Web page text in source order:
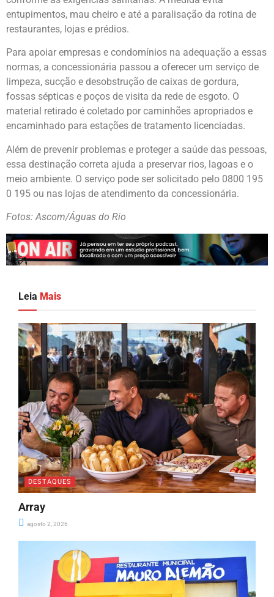
entupimentos, mau cheiro e até a paralisação da rotina de
restaurantes, lojas e prédios.
Para apoiar empresas e condomínios na adequação a essas
normas, a concessionária passou a oferecer um serviço de
limpeza, sucção e desobstrução de caixas de gordura,
fossas sépticas e poços de visita da rede de esgoto. O
material retirado é coletado por caminhões apropriados e
encaminhado para estações de tratamento licenciadas.
Além de prevenir problemas e proteger a saúde das pessoas,
essa destinação correta ajuda a preservar rios, lagoas e o
meio ambiente. O serviço pode ser solicitado pelo 0800 195
0 195 ou nas lojas de atendimento da concessionária.
Fotos: Ascom/Águas do Rio
Leia Mais
DESTAQUES
Array
agosto 2, 2026